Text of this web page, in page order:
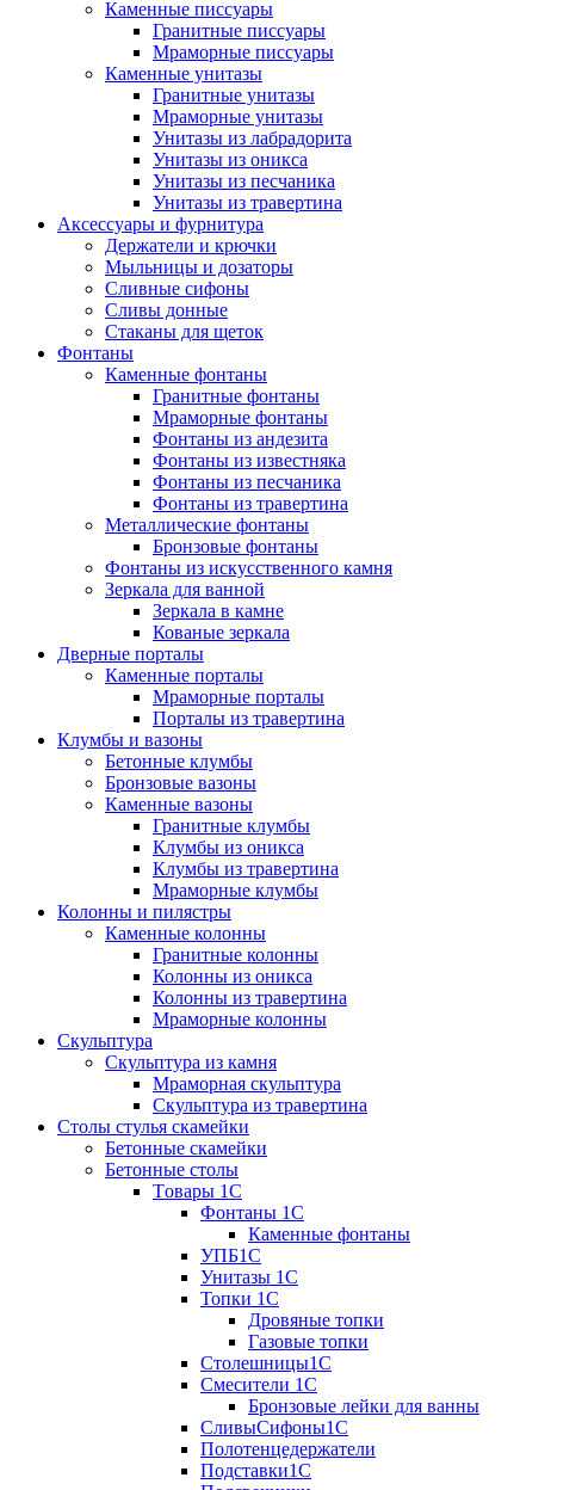
Каменные писсуары
Гранитные писсуары
Мраморные писсуары
Каменные унитазы
Гранитные унитазы
Мраморные унитазы
Унитазы из лабрадорита
Унитазы из оникса
Унитазы из песчаника
Унитазы из травертина
Аксессуары и фурнитура
Держатели и крючки
Мыльницы и дозаторы
Сливные сифоны
Сливы донные
Стаканы для щеток
Фонтаны
Каменные фонтаны
Гранитные фонтаны
Мраморные фонтаны
Фонтаны из андезита
Фонтаны из известняка
Фонтаны из песчаника
Фонтаны из травертина
Металлические фонтаны
Бронзовые фонтаны
Фонтаны из искусственного камня
Зеркала для ванной
Зеркала в камне
Кованые зеркала
Дверные порталы
Каменные порталы
Мраморные порталы
Порталы из травертина
Клумбы и вазоны
Бетонные клумбы
Бронзовые вазоны
Каменные вазоны
Гранитные клумбы
Клумбы из оникса
Клумбы из травертина
Мраморные клумбы
Колонны и пилястры
Каменные колонны
Гранитные колонны
Колонны из оникса
Колонны из травертина
Мраморные колонны
Скульптура
Скульптура из камня
Мраморная скульптура
Скульптура из травертина
Столы стулья скамейки
Бетонные скамейки
Бетонные столы
Tовары 1C
Фонтаны 1C
Каменные фонтаны
УПБ1С
Унитазы 1С
Топки 1С
Дровяные топки
Газовые топки
Столешницы1С
Смесители 1С
Бронзовые лейки для ванны
СливыСифоны1С
Полотенцедержатели
Подставки1С